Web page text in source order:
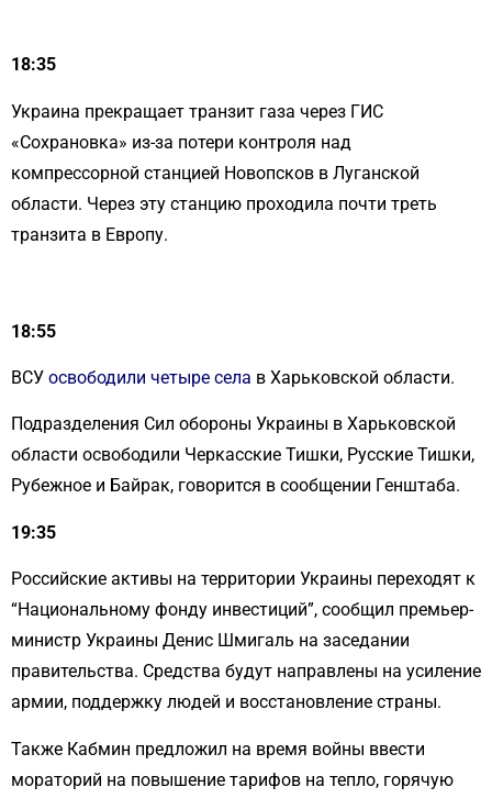
18:35
Украина прекращает транзит газа через ГИС
«Сохрановка» из-за потери контроля над
компрессорной станцией Новопсков в Луганской
области. Через эту станцию проходила почти треть
транзита в Европу.
18:55
ВСУ освободили четыре села в Харьковской области.
Подразделения Сил обороны Украины в Харьковской
области освободили Черкасские Тишки, Русские Тишки,
Рубежное и Байрак, говорится в сообщении Генштаба.
19:35
Российские активы на территории Украины переходят к
“Национальному фонду инвестиций”, сообщил премьер-
министр Украины Денис Шмигаль на заседании
правительства. Средства будут направлены на усиление
армии, поддержку людей и восстановление страны.
Также Кабмин предложил на время войны ввести
мораторий на повышение тарифов на тепло, горячую